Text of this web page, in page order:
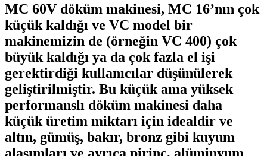
MC 60V döküm makinesi, MC 16’nın çok
küçük kaldığı ve VC model bir
makinemizin de (örneğin VC 400) çok
büyük kaldığı ya da çok fazla el işi
gerektirdiği kullanıcılar düşünülerek
geliştirilmiştir. Bu küçük ama yüksek
performanslı döküm makinesi daha
küçük üretim miktarı için idealdir ve
altın, gümüş, bakır, bronz gibi kuyum